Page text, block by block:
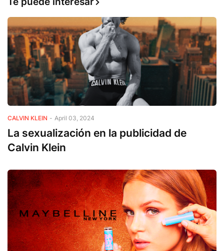
CALVIN KLEIN - April 03, 2024
La sexualización en la publicidad de
Calvin Klein